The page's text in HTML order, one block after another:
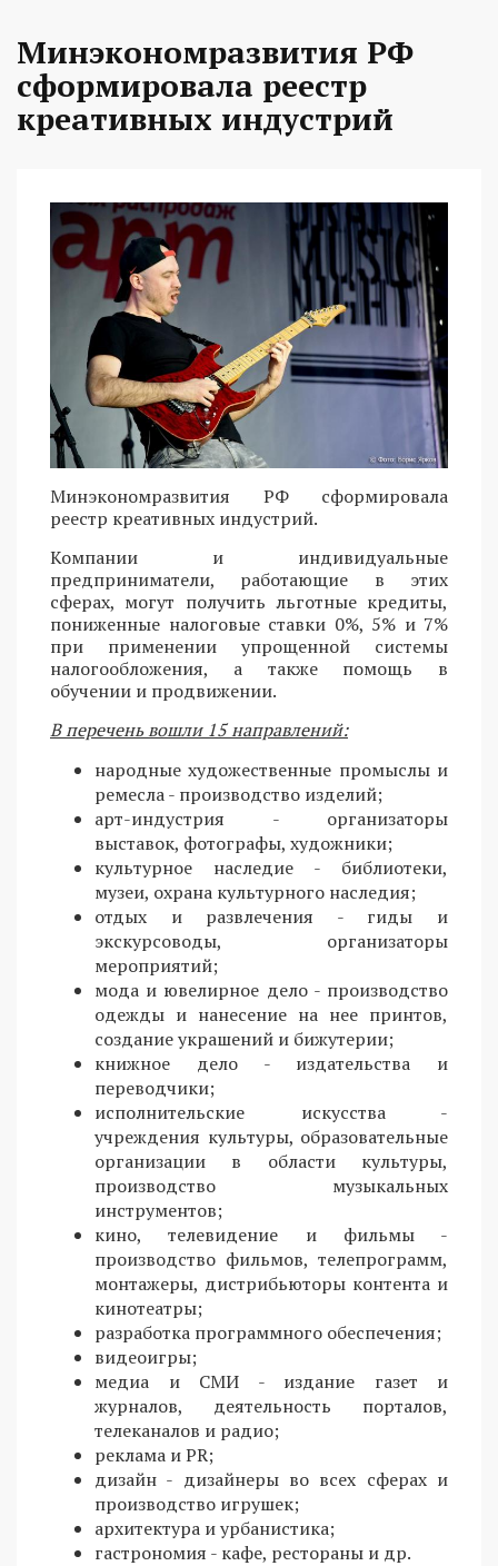
Минэкономразвития РФ
сформировала реестр
креативных индустрий
Минэкономразвития РФ сформировала
реестр креативных индустрий.
Компании и индивидуальные
предприниматели, работающие в этих
сферах, могут получить льготные кредиты,
пониженные налоговые ставки 0%, 5% и 7%
при применении упрощенной системы
налогообложения, а также помощь в
обучении и продвижении.
В перечень вошли 15 направлений:
народные художественные промыслы и
ремесла - производство изделий;
арт-индустрия - организаторы
выставок, фотографы, художники;
культурное наследие - библиотеки,
музеи, охрана культурного наследия;
отдых и развлечения - гиды и
экскурсоводы, организаторы
мероприятий;
мода и ювелирное дело - производство
одежды и нанесение на нее принтов,
создание украшений и бижутерии;
книжное дело - издательства и
переводчики;
исполнительские искусства -
учреждения культуры, образовательные
организации в области культуры,
производство музыкальных
инструментов;
кино, телевидение и фильмы -
производство фильмов, телепрограмм,
монтажеры, дистрибьюторы контента и
кинотеатры;
разработка программного обеспечения;
видеоигры;
медиа и СМИ - издание газет и
журналов, деятельность порталов,
телеканалов и радио;
реклама и PR;
дизайн - дизайнеры во всех сферах и
производство игрушек;
архитектура и урбанистика;
гастрономия - кафе, рестораны и др.